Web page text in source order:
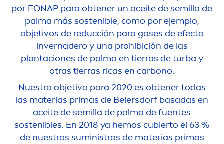
por FONAP para obtener un aceite de semilla de
palma más sostenible, como por ejemplo,
objetivos de reducción para gases de efecto
invernadero y una prohibición de las
plantaciones de palma en tierras de turba y
otras tierras ricas en carbono.
Nuestro objetivo para 2020 es obtener todas
las materias primas de Beiersdorf basadas en
aceite de semilla de palma de fuentes
sostenibles. En 2018 ya hemos cubierto el 63 %
de nuestros suministros de materias primas